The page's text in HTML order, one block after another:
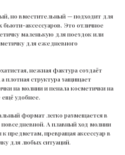
но вместительный — подходит для
бьюти-аксессуаров. Это отличное
маленькую для поездок или
для ежедневного
нежная фактура создаёт
плотная структура защищает
на молнии и пенала косметички на
ещё удобнее.
формат легко размещается в
А плавный ход молнии
предметам, превращая аксессуар в
для любых ситуаций.